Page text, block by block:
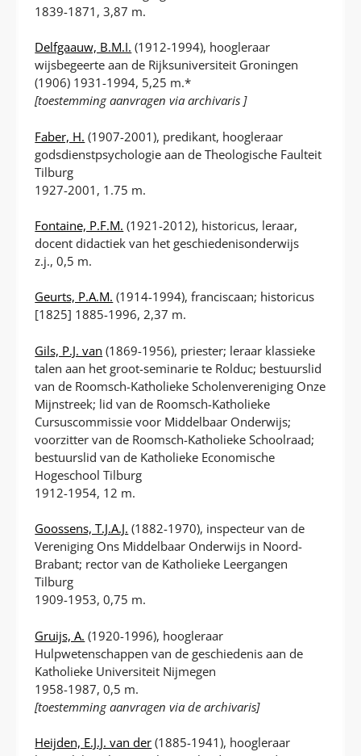
1839-1871, 3,87 m.
Delfgaauw, B.M.I. (1912-1994), hoogleraar
wijsbegeerte aan de Rijksuniversiteit Groningen
(1906) 1931-1994, 5,25 m.*
[toestemming aanvragen via archivaris ]
Faber, H. (1907-2001), predikant, hoogleraar
godsdienstpsychologie aan de Theologische Faulteit
Tilburg
1927-2001, 1.75 m.
Fontaine, P.F.M. (1921-2012), historicus, leraar,
docent didactiek van het geschiedenisonderwijs
z.j., 0,5 m.
Geurts, P.A.M. (1914-1994), franciscaan; historicus
[1825] 1885-1996, 2,37 m.
Gils, P.J. van (1869-1956), priester; leraar klassieke
talen aan het groot-seminarie te Rolduc; bestuurslid
van de Roomsch-Katholieke Scholenvereniging Onze
Mijnstreek; lid van de Roomsch-Katholieke
Cursuscommissie voor Middelbaar Onderwijs;
voorzitter van de Roomsch-Katholieke Schoolraad;
bestuurslid van de Katholieke Economische
Hogeschool Tilburg
1912-1954, 12 m.
Goossens, T.J.A.J. (1882-1970), inspecteur van de
Vereniging Ons Middelbaar Onderwijs in Noord-
Brabant; rector van de Katholieke Leergangen
Tilburg
1909-1953, 0,75 m.
Gruijs, A. (1920-1996), hoogleraar
Hulpwetenschappen van de geschiedenis aan de
Katholieke Universiteit Nijmegen
1958-1987, 0,5 m.
[toestemming aanvragen via de archivaris]
Heijden, E.J.J. van der (1885-1941), hoogleraar